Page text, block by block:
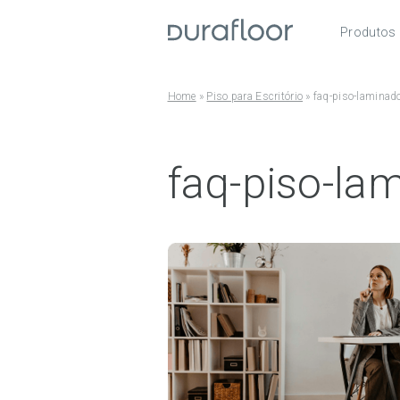
Produtos
Home » Piso para Escritório » faq-piso-
faq-piso-